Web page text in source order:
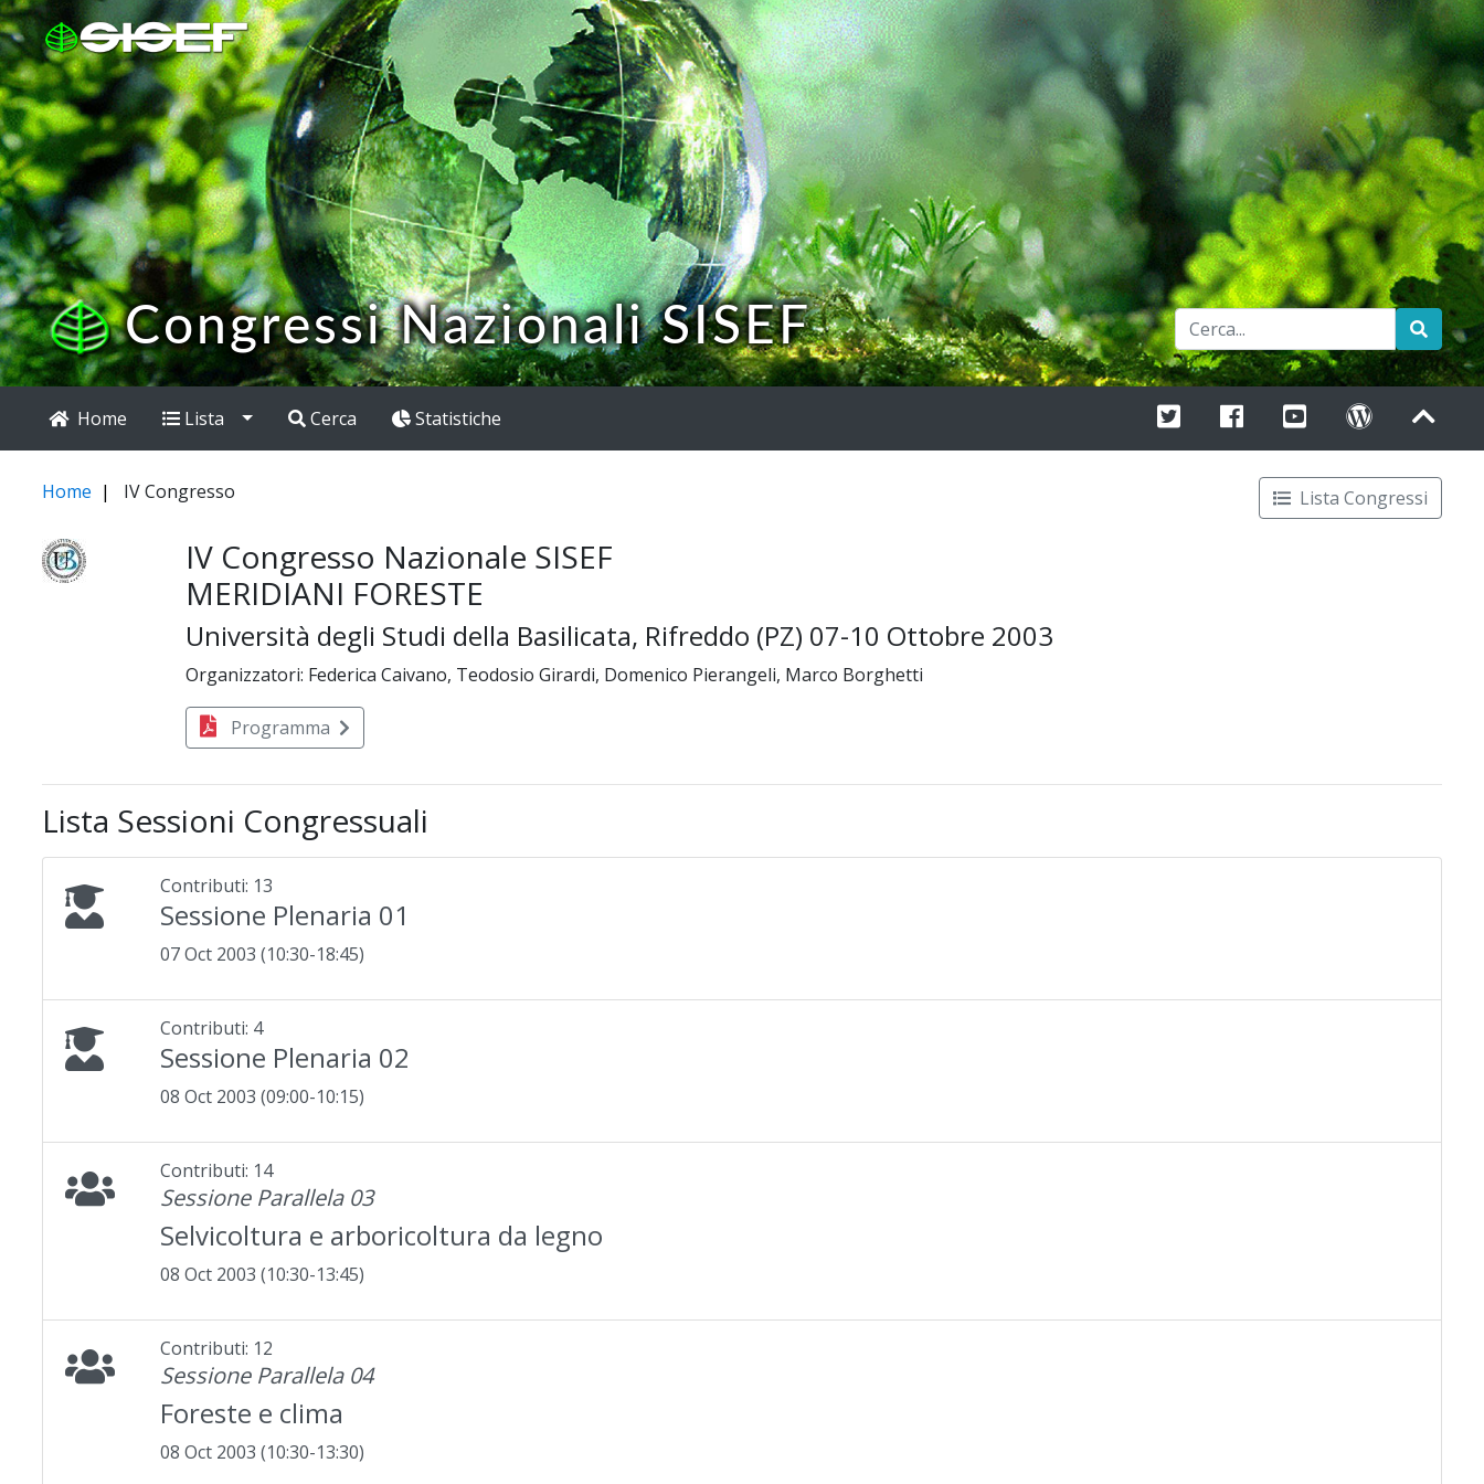
Congressi Nazionali SISEF
Home Lista Cerca Statistiche
Lista Congressi
Home IV Congresso
IV Congresso Nazionale SISEF
MERIDIANI FORESTE
Università degli Studi della Basilicata, Rifreddo (PZ) 07-10 Ottobre 2003
Organizzatori: Federica Caivano, Teodosio Girardi, Domenico Pierangeli, Marco Borghetti
Programma
Lista Sessioni Congressuali
Contributi: 13
Sessione Plenaria 01
07 Oct 2003 (10:30-18:45)
Contributi: 4
Sessione Plenaria 02
08 Oct 2003 (09:00-10:15)
Contributi: 14
Sessione Parallela 03
Selvicoltura e arboricoltura da legno
08 Oct 2003 (10:30-13:45)
Contributi: 12
Sessione Parallela 04
Foreste e clima
08 Oct 2003 (10:30-13:30)